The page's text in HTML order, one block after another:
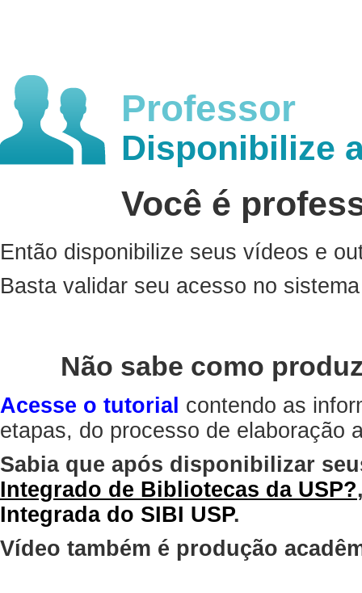
Professor
Disponibilize
Você é
Então disponibilize seus vídeos e
Basta validar seu acesso no
Não sabe como
Acesse o tutorial contendo as
etapas, do processo de elaboração
Sabia que após disponibilizar
Integrado de Bibliotecas da USP?
Integrada do SIBI USP.
Vídeo também é produção